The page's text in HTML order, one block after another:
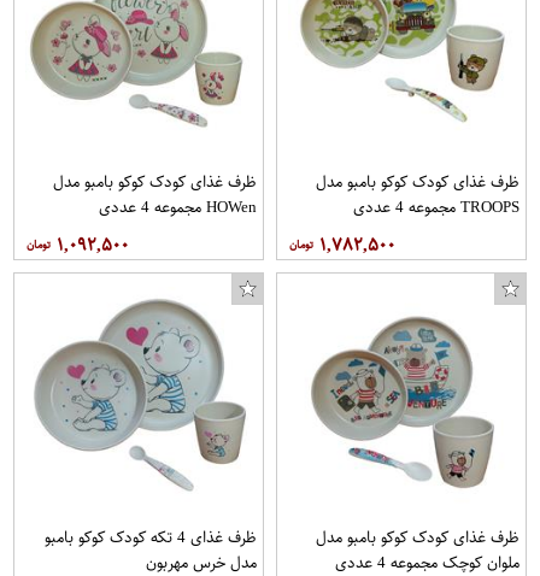
ظرف غذای کودک کوکو بامبو مدل
TROOPS مجموعه 4 عددی
۱,۷۸۲,۵۰۰
ظرف غذای کودک کوکو بامبو مدل
HOWen مجموعه 4 عددی
۱,۰۹۲,۵۰۰
ظرف غذای کودک کوکو بامبو مدل
ملوان کوچک مجموعه 4 عددی
ظرف غذای 4 تکه کودک کوکو بامبو
مدل خرس مهربون